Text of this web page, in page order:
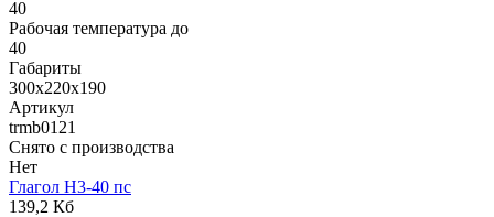
40
Рабочая температура до
40
Габариты
300х220х190
Артикул
trmb0121
Снято с производства
Нет
Глагол Н3-40 пс
139,2 Кб